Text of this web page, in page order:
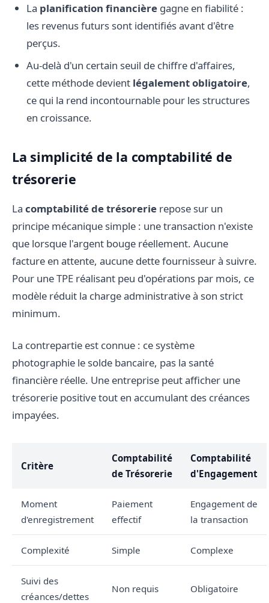
La planification financière gagne en fiabilité :
les revenus futurs sont identifiés avant d'être
perçus.
Au-delà d'un certain seuil de chiffre d'affaires,
cette méthode devient légalement obligatoire,
ce qui la rend incontournable pour les structures
en croissance.
La simplicité de la comptabilité de
trésorerie
La comptabilité de trésorerie repose sur un
principe mécanique simple : une transaction n'existe
que lorsque l'argent bouge réellement. Aucune
facture en attente, aucune dette fournisseur à suivre.
Pour une TPE réalisant peu d'opérations par mois, ce
modèle réduit la charge administrative à son strict
minimum.
La contrepartie est connue : ce système
photographie le solde bancaire, pas la santé
financière réelle. Une entreprise peut afficher une
trésorerie positive tout en accumulant des créances
impayées.
Critère
Comptabilité
de Trésorerie
Comptabilité
d'Engagement
Moment
d'enregistrement
Paiement
effectif
Engagement de
la transaction
Complexité Simple Complexe
Suivi des
créances/dettes
Non requis Obligatoire